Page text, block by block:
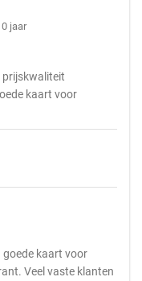
jaar
prijskwaliteit
kaart voor
goede kaart voor
Veel vaste klanten